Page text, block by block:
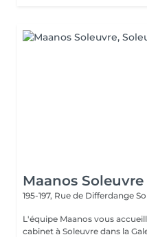
Maanos Soleuvre
195-197, Rue de Differdange
L'équipe Maanos vous
cabinet à Soleuvre dans la